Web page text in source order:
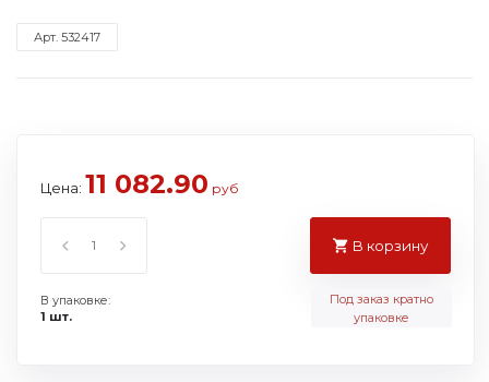
Арт. 532417
Цена: 11 082.90 руб
В корзину
В упаковке:
1 шт.
Под заказ кратно
упаковке